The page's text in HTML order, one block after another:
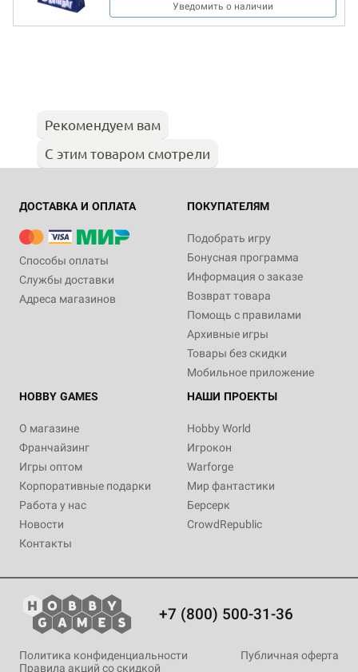
Уведомить о наличии
Рекомендуем вам
С этим товаром смотрели
ДОСТАВКА И ОПЛАТА
Способы оплаты
Службы доставки
Адреса магазинов
ПОКУПАТЕЛЯМ
Подобрать игру
Бонусная программа
Информация о заказе
Возврат товара
Помощь с правилами
Архивные игры
Товары без скидки
Мобильное приложение
HOBBY GAMES
О магазине
Франчайзинг
Игры оптом
Корпоративные подарки
Работа у нас
Новости
Контакты
НАШИ ПРОЕКТЫ
Hobby World
Игрокон
Warforge
Мир фантастики
Берсерк
CrowdRepublic
+7 (800) 500-31-36
Политика конфиденциальности
Публичная оферта
Правила акций со скидкой